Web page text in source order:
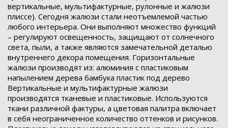
вертикальные, мультифактурные, рулонные и жалюзи
плиссе). Сегодня жалюзи стали неотъемлемой частью
любого интерьера. Они выполняют множество функций
– регулируют освещенность, защищают от солнечного
света, пыли, а также являются замечательной деталью
внутреннего декора помещения. Горизонтальные
жалюзи производят из: алюминия с пластиковым
напылением дерева бамбука пластик под дерево
Вертикальные и мультифактурные жалюзи
производятся тканевые и пластиковые. Используются
ткани различной фактуры, а цветовая палитра включает
в себя неограниченное количество оттенков и рисунков.